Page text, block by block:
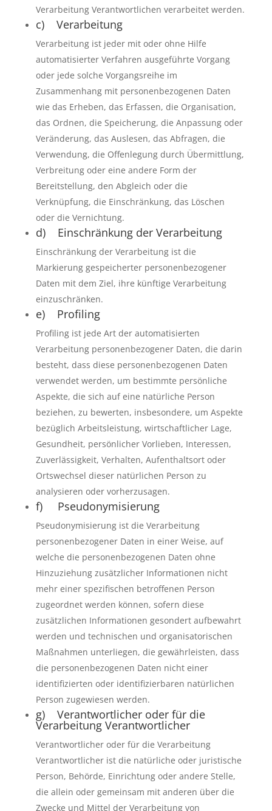
Verarbeitung Verantwortlichen verarbeitet werden.
c) Verarbeitung
Verarbeitung ist jeder mit oder ohne Hilfe
automatisierter Verfahren ausgeführte Vorgang
oder jede solche Vorgangsreihe im
Zusammenhang mit personenbezogenen Daten
wie das Erheben, das Erfassen, die Organisation,
das Ordnen, die Speicherung, die Anpassung oder
Veränderung, das Auslesen, das Abfragen, die
Verwendung, die Offenlegung durch Übermittlung,
Verbreitung oder eine andere Form der
Bereitstellung, den Abgleich oder die
Verknüpfung, die Einschränkung, das Löschen
oder die Vernichtung.
d) Einschränkung der Verarbeitung
Einschränkung der Verarbeitung ist die
Markierung gespeicherter personenbezogener
Daten mit dem Ziel, ihre künftige Verarbeitung
einzuschränken.
e) Profiling
Profiling ist jede Art der automatisierten
Verarbeitung personenbezogener Daten, die darin
besteht, dass diese personenbezogenen Daten
verwendet werden, um bestimmte persönliche
Aspekte, die sich auf eine natürliche Person
beziehen, zu bewerten, insbesondere, um Aspekte
bezüglich Arbeitsleistung, wirtschaftlicher Lage,
Gesundheit, persönlicher Vorlieben, Interessen,
Zuverlässigkeit, Verhalten, Aufenthaltsort oder
Ortswechsel dieser natürlichen Person zu
analysieren oder vorherzusagen.
f) Pseudonymisierung
Pseudonymisierung ist die Verarbeitung
personenbezogener Daten in einer Weise, auf
welche die personenbezogenen Daten ohne
Hinzuziehung zusätzlicher Informationen nicht
mehr einer spezifischen betroffenen Person
zugeordnet werden können, sofern diese
zusätzlichen Informationen gesondert aufbewahrt
werden und technischen und organisatorischen
Maßnahmen unterliegen, die gewährleisten, dass
die personenbezogenen Daten nicht einer
identifizierten oder identifizierbaren natürlichen
Person zugewiesen werden.
g) Verantwortlicher oder für die
Verarbeitung Verantwortlicher
Verantwortlicher oder für die Verarbeitung
Verantwortlicher ist die natürliche oder juristische
Person, Behörde, Einrichtung oder andere Stelle,
die allein oder gemeinsam mit anderen über die
Zwecke und Mittel der Verarbeitung von